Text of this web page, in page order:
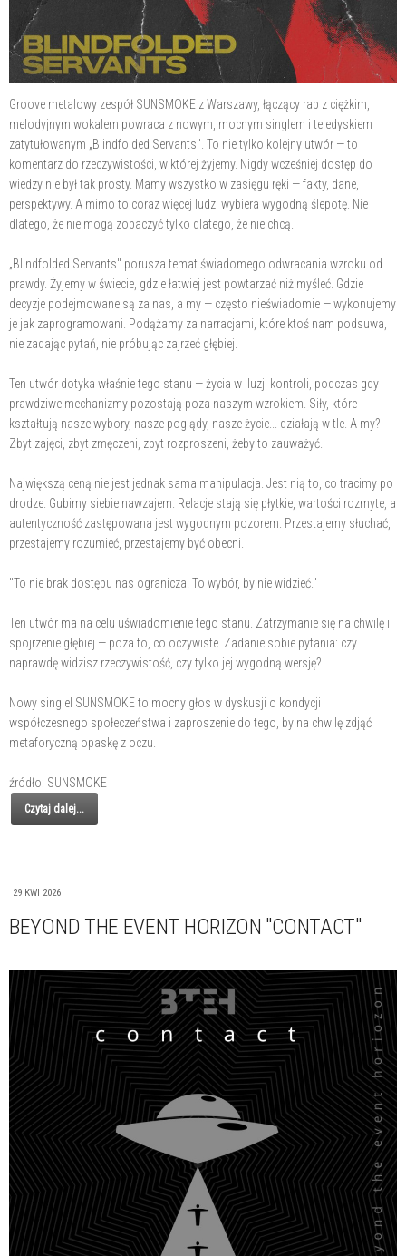
Groove metalowy zespół SUNSMOKE z Warszawy, łączący rap z ciężkim,
melodyjnym wokalem powraca z nowym, mocnym singlem i teledyskiem
zatytułowanym „Blindfolded Servants". To nie tylko kolejny utwór — to
komentarz do rzeczywistości, w której żyjemy. Nigdy wcześniej dostęp do
wiedzy nie był tak prosty. Mamy wszystko w zasięgu ręki — fakty, dane,
perspektywy. A mimo to coraz więcej ludzi wybiera wygodną ślepotę. Nie
dlatego, że nie mogą zobaczyć tylko dlatego, że nie chcą.
„Blindfolded Servants" porusza temat świadomego odwracania wzroku od
prawdy. Żyjemy w świecie, gdzie łatwiej jest powtarzać niż myśleć. Gdzie
decyzje podejmowane są za nas, a my — często nieświadomie — wykonujemy
je jak zaprogramowani. Podążamy za narracjami, które ktoś nam podsuwa,
nie zadając pytań, nie próbując zajrzeć głębiej.
Ten utwór dotyka właśnie tego stanu — życia w iluzji kontroli, podczas gdy
prawdziwe mechanizmy pozostają poza naszym wzrokiem. Siły, które
kształtują nasze wybory, nasze poglądy, nasze życie... działają w tle. A my?
Zbyt zajęci, zbyt zmęczeni, zbyt rozproszeni, żeby to zauważyć.
Największą ceną nie jest jednak sama manipulacja. Jest nią to, co tracimy po
drodze. Gubimy siebie nawzajem. Relacje stają się płytkie, wartości rozmyte, a
autentyczność zastępowana jest wygodnym pozorem. Przestajemy słuchać,
przestajemy rozumieć, przestajemy być obecni.
"To nie brak dostępu nas ogranicza. To wybór, by nie widzieć."
Ten utwór ma na celu uświadomienie tego stanu. Zatrzymanie się na chwilę i
spojrzenie głębiej — poza to, co oczywiste. Zadanie sobie pytania: czy
naprawdę widzisz rzeczywistość, czy tylko jej wygodną wersję?
Nowy singiel SUNSMOKE to mocny głos w dyskusji o kondycji
współczesnego społeczeństwa i zaproszenie do tego, by na chwilę zdjąć
metaforyczną opaskę z oczu.
źródło: SUNSMOKE
Czytaj dalej...
29 KWI 2026
BEYOND THE EVENT HORIZON "CONTACT"